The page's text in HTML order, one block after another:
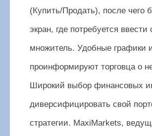
(Купить/Продать), после чего
экран, где потребуется
множитель. Удобные графики
проинформируют торговца о
Широкий выбор финансовых
диверсифицировать свой
стратегии. MaxiMarkets,